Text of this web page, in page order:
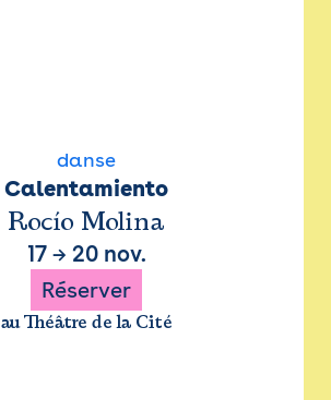
danse
Calentamiento
Rocío Molina
17→ 20 nov.
Réserver
au Théâtre de la Cité